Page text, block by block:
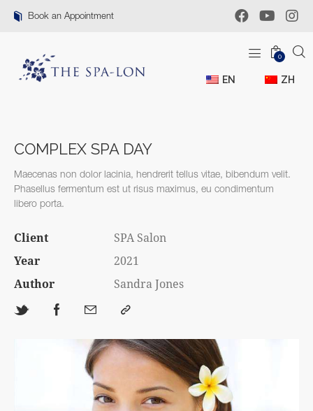
Book an Appointment
0
EN ZH
COMPLEX SPA DAY
Maecenas non dolor lacinia, hendrerit tellus vitae, bibendum velit.
Phasellus fermentum est ut risus maximus, eu condimentum
libero porta.
Client
SPA Salon
Year
2021
Author
Sandra Jones